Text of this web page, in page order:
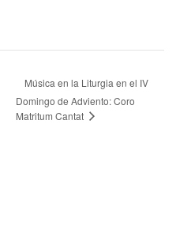
Música en la Liturgia en el IV
Domingo de Adviento: Coro
Matritum Cantat